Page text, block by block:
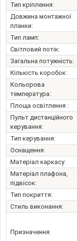
Тип кріплення:
Довжина монтажної
планки:
Тип ламп:
Світловий потік:
Загальна потужність:
Кількість коробок:
Кольорова
температура:
Площа освітлення :
Пульт дистанційного
керування:
Тип керування:
Оснащення:
Матеріал каркасу:
Матеріал плафона,
підвісок:
Тип покриття:
Стиль виконання:
Призначення: